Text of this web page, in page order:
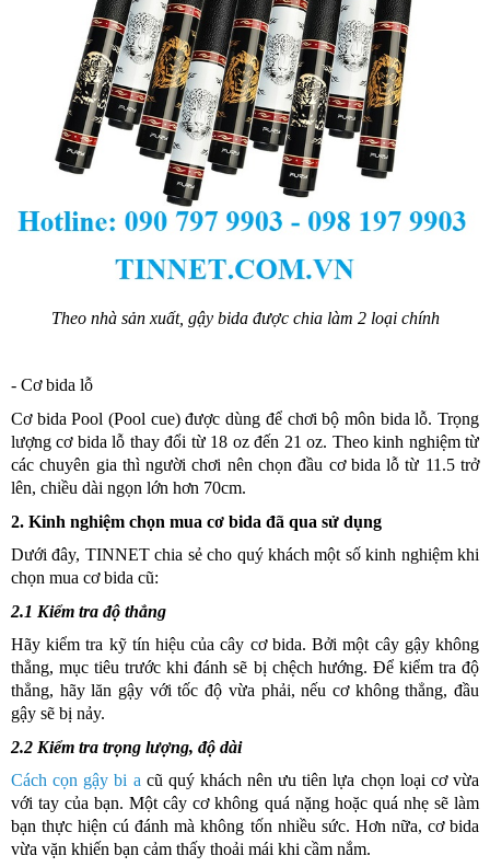
Theo nhà sản xuất, gậy bida được chia làm 2 loại chính
- Cơ bida lỗ
Cơ bida Pool (Pool cue) được dùng để chơi bộ môn bida lỗ. Trọng
lượng cơ bida lỗ thay đổi từ 18 oz đến 21 oz. Theo kinh nghiệm từ
các chuyên gia thì người chơi nên chọn đầu cơ bida lỗ từ 11.5 trở
lên, chiều dài ngọn lớn hơn 70cm.
2. Kinh nghiệm chọn mua cơ bida đã qua sử dụng
Dưới đây, TINNET chia sẻ cho quý khách một số kinh nghiệm khi
chọn mua cơ bida cũ:
2.1 Kiểm tra độ thẳng
Hãy kiểm tra kỹ tín hiệu của cây cơ bida. Bởi một cây gậy không
thẳng, mục tiêu trước khi đánh sẽ bị chệch hướng. Để kiểm tra độ
thẳng, hãy lăn gậy với tốc độ vừa phải, nếu cơ không thẳng, đầu
gậy sẽ bị nảy.
2.2 Kiểm tra trọng lượng, độ dài
Cách cọn gậy bi a cũ quý khách nên ưu tiên lựa chọn loại cơ vừa
với tay của bạn. Một cây cơ không quá nặng hoặc quá nhẹ sẽ làm
bạn thực hiện cú đánh mà không tốn nhiều sức. Hơn nữa, cơ bida
vừa vặn khiến bạn cảm thấy thoải mái khi cầm nắm.